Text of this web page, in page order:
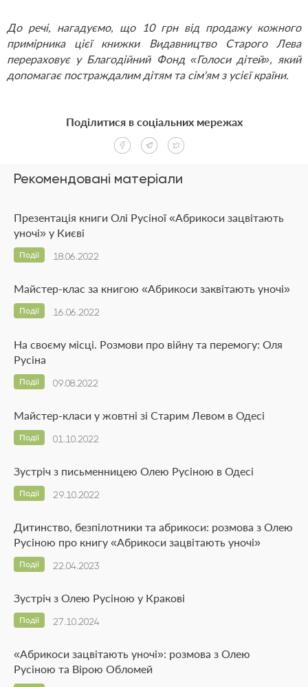
До речі, нагадуємо, що 10 грн від продажу кожного
примірника цієї книжки Видавництво Старого Лева
перераховує у Благодійний Фонд «Голоси дітей», який
допомагає постраждалим дітям та сім'ям з усієї країни.
Рекомендовані матеріали
Презентація книги Олі Русіної «Абрикоси зацвітають
уночі» у Києві
18.06.2022
Події
Майстер-клас за книгою «Абрикоси заквітають уночі»
16.06.2022
Події
На своєму місці. Розмови про війну та перемогу: Оля
Русіна
09.08.2022
Події
Майстер-класи у жовтні зі Старим Левом в Одесі
01.10.2022
Події
Зустріч з письменницею Олею Русіною в Одесі
29.10.2022
Події
Дитинство, безпілотники та абрикоси: розмова з Олею
Русіною про книгу «Абрикоси зацвітають уночі»
22.04.2023
Події
Зустріч з Олею Русіною у Кракові
27.10.2024
Події
«Абрикоси зацвітають уночі»: розмова з Олею
Русіною та Вірою Обломей
Поділитися в соціальних мережах